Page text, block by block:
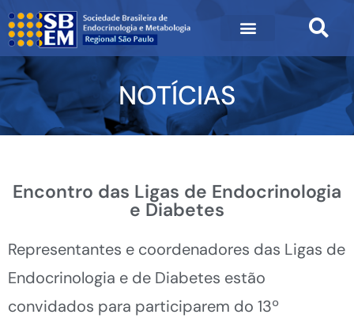
NOTÍCIAS
Encontro das Ligas de Endocrinologia
e Diabetes
Representantes e coordenadores das Ligas de
Endocrinologia e de Diabetes estão
convidados para participarem do 13º